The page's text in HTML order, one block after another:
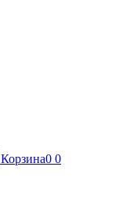
Корзина0 0